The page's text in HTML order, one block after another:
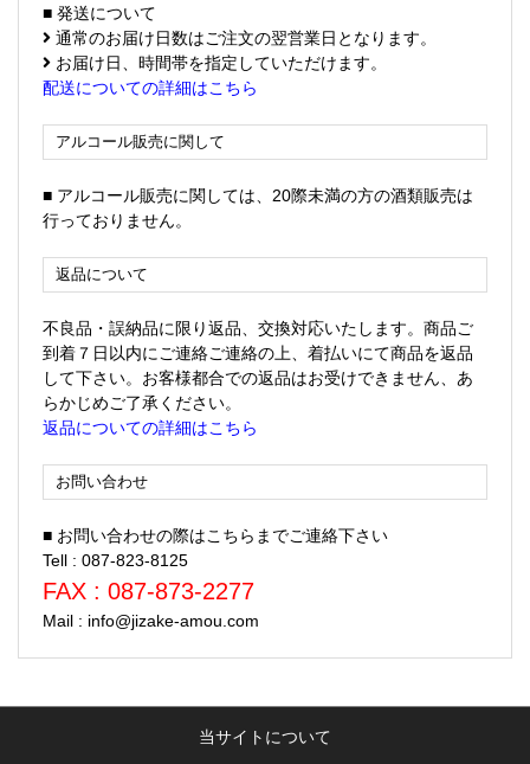
■ 発送について
通常のお届け日数はご注文の翌営業日となります。
お届け日、時間帯を指定していただけます。
配送についての詳細はこちら
アルコール販売に関して
■ アルコール販売に関しては、20際未満の方の酒類販売は
行っておりません。
返品について
不良品・誤納品に限り返品、交換対応いたします。商品ご
到着７日以内にご連絡ご連絡の上、着払いにて商品を返品
して下さい。お客様都合での返品はお受けできません、あ
らかじめご了承ください。
返品についての詳細はこちら
お問い合わせ
■ お問い合わせの際はこちらまでご連絡下さい
Tell : 087-823-8125
FAX : 087-873-2277
Mail : info@jizake-amou.com
当サイトについて